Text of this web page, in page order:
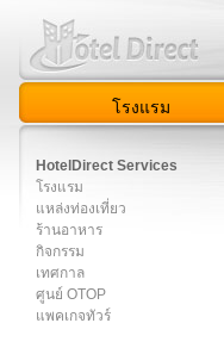
โรงแรม
HotelDirect Services
โรงแรม
แหล่งท่องเที่ยว
ร้านอาหาร
กิจกรรม
เทศกาล
ศูนย์ OTOP
แพคเกจทัวร์